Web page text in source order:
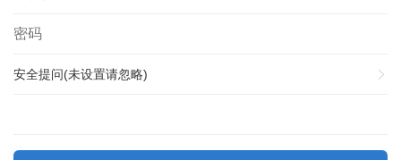
安全提问(未设置请忽略)